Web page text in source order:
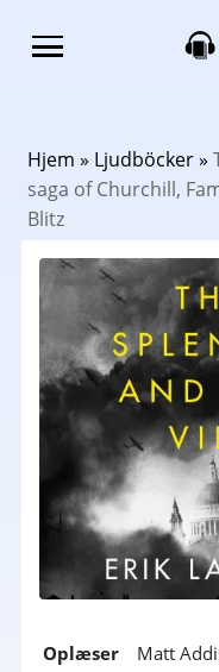
Hjem » Ljudböcker»
saga of Churchill,
Blitz
Oplæser
Matt